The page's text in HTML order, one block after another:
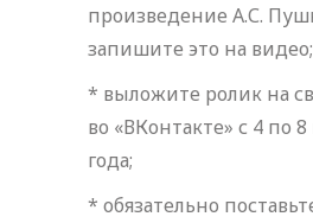
произведение А.С.
запишите это на видео;
* выложите ролик на
во «ВКонтакте» с 4 по
года;
* обязательно